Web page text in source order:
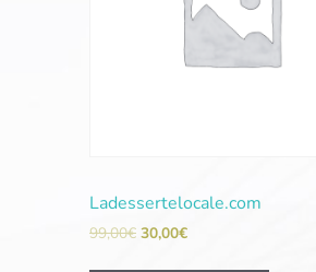
Ladessertelocale.com
99,00€ 30,00€